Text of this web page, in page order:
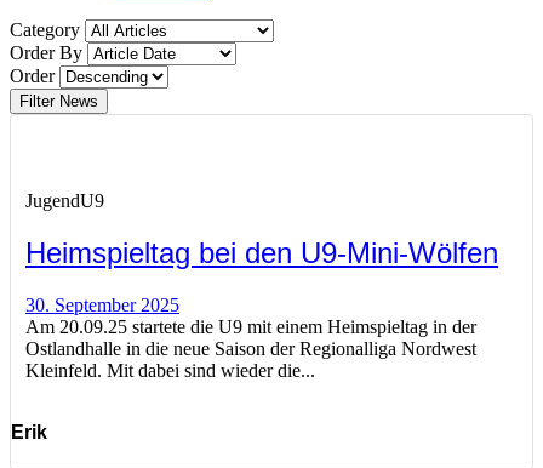
Category
Order By
Order
Filter News
JugendU9
Heimspieltag bei den U9-Mini-Wölfen
30. September 2025
Am 20.09.25 startete die U9 mit einem Heimspieltag in der
Ostlandhalle in die neue Saison der Regionalliga Nordwest
Kleinfeld. Mit dabei sind wieder die...
Erik